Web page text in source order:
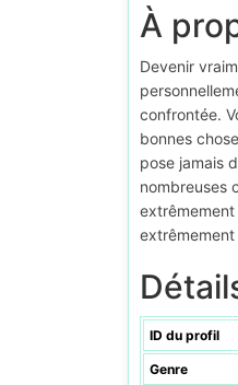
À
Devenir
confrontée.
bonnes
pose jamais
nombreuses
ID du profil
Genre